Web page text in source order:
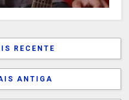
RECENTE
ANTIGA